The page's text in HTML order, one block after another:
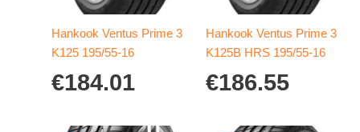
Hankook Ventus Prime 3
K125 195/55-16
€184.01
Hankook Ventus Prime 3
K125B HRS 195/55-16
€186.55